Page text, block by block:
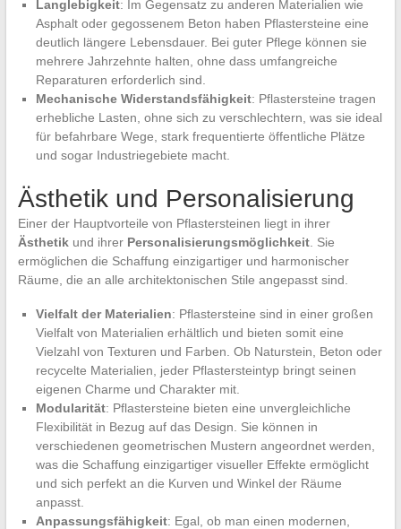
Langlebigkeit: Im Gegensatz zu anderen Materialien wie
Asphalt oder gegossenem Beton haben Pflastersteine eine
deutlich längere Lebensdauer. Bei guter Pflege können sie
mehrere Jahrzehnte halten, ohne dass umfangreiche
Reparaturen erforderlich sind.
Mechanische Widerstandsfähigkeit: Pflastersteine tragen
erhebliche Lasten, ohne sich zu verschlechtern, was sie ideal
für befahrbare Wege, stark frequentierte öffentliche Plätze
und sogar Industriegebiete macht.
Ästhetik und Personalisierung
Einer der Hauptvorteile von Pflastersteinen liegt in ihrer
Ästhetikund ihrer Personalisierungsmöglichkeit. Sie
ermöglichen die Schaffung einzigartiger und harmonischer
Räume, die an alle architektonischen Stile angepasst sind.
Vielfalt der Materialien: Pflastersteine sind in einer großen
Vielfalt von Materialien erhältlich und bieten somit eine
Vielzahl von Texturen und Farben. Ob Naturstein, Beton oder
recycelte Materialien, jeder Pflastersteintyp bringt seinen
eigenen Charme und Charakter mit.
Modularität: Pflastersteine bieten eine unvergleichliche
Flexibilität in Bezug auf das Design. Sie können in
verschiedenen geometrischen Mustern angeordnet werden,
was die Schaffung einzigartiger visueller Effekte ermöglicht
und sich perfekt an die Kurven und Winkel der Räume
anpasst.
Anpassungsfähigkeit: Egal, ob man einen modernen,